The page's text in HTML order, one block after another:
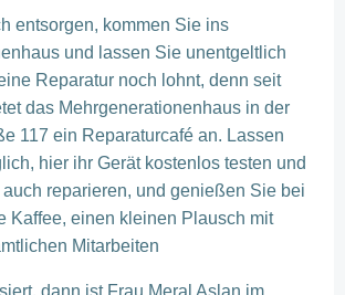
entsorgen, kommen Sie ins
und lassen Sie unentgeltlich
Reparatur noch lohnt, denn seit
das Mehrgenerationenhaus in der
117 ein Reparaturcafé an. Lassen
hier ihr Gerät kostenlos testen und
reparieren, und genießen Sie bei
Kaffee, einen kleinen Plausch mit
Mitarbeiten
dann ist Frau Meral Aslan im